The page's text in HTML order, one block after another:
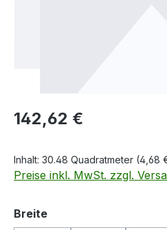
Regulärer Preis:
142,62 €
Inhalt: 30.48 Quadratmeter (4,68
Preise inkl. MwSt. zzgl.
Breiteauswählen